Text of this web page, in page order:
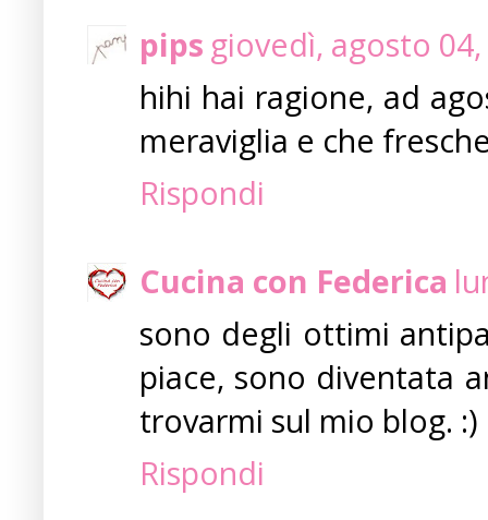
pips giovedì, agosto
hihi hai ragione, ad
meraviglia e che
Rispondi
Cucina con Federica
sono degli ottimi
piace, sono diventata
trovarmi sul mio blog. :)
Rispondi